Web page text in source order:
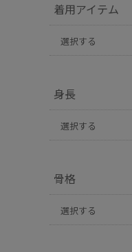
着用アイテム
選択する
身長
選択する
骨格
選択する